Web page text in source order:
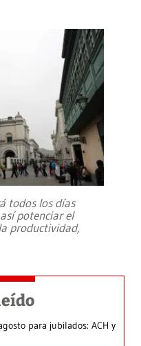
todos los días
potenciar el
productividad,
para jubilados: ACH y